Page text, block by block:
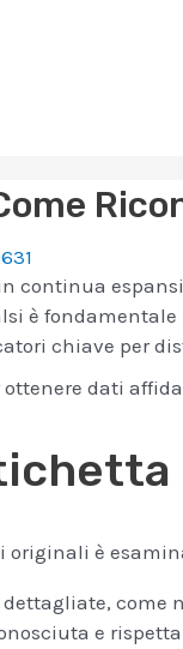
continua
è
chiave per
ottenere dati
è
come
e